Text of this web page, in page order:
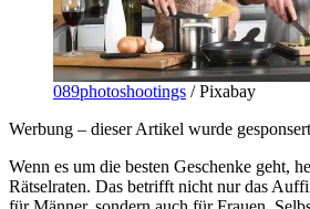
089photoshootings / Pixabay
Werbung – dieser Artikel wurde
Wenn es um die besten Geschenke geht,
Rätselraten. Das betrifft nicht nur das